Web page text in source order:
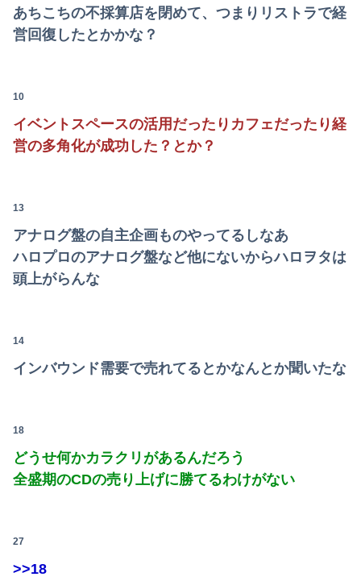
【朗報】日本のおじいちゃん・おばあちゃん、半数以上がSNSを使いこなしていたｗｗｗｗｗ
【画像】安心系短大女子ｗｗｗｗｗｗｗｗ
【画像】元モデルのTBS新人アナさん、プリケツ
西山朋佳女流三冠、女性初の棋士資格懸かる白玲戦「今まで通りに」
あちこちの不採算店を閉めて、つまりリストラで経
営回復したとかかな？
10
イベントスペースの活用だったりカフェだったり経
営の多角化が成功した？とか？
13
アナログ盤の自主企画ものやってるしなあ
ハロプロのアナログ盤など他にないからハロヲタは
頭上がらんな
14
インバウンド需要で売れてるとかなんとか聞いたな
18
どうせ何かカラクリがあるんだろう
全盛期のCDの売り上げに勝てるわけがない
27
>>18